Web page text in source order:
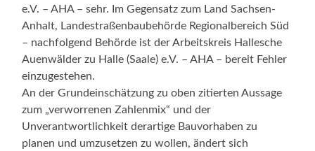
e.V. – AHA – sehr. Im Gegensatz zum Land Sachsen-
Anhalt, Landestraßenbaubehörde Regionalbereich Süd
– nachfolgend Behörde ist der Arbeitskreis Hallesche
Auenwälder zu Halle (Saale) e.V. – AHA – bereit Fehler
einzugestehen.
An der Grundeinschätzung zu oben zitierten Aussage
zum „verworrenen Zahlenmix“ und der
Unverantwortlichkeit derartige Bauvorhaben zu
planen und umzusetzen zu wollen, ändert sich